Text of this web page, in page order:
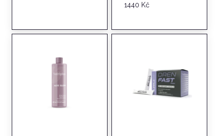
1440 Kč